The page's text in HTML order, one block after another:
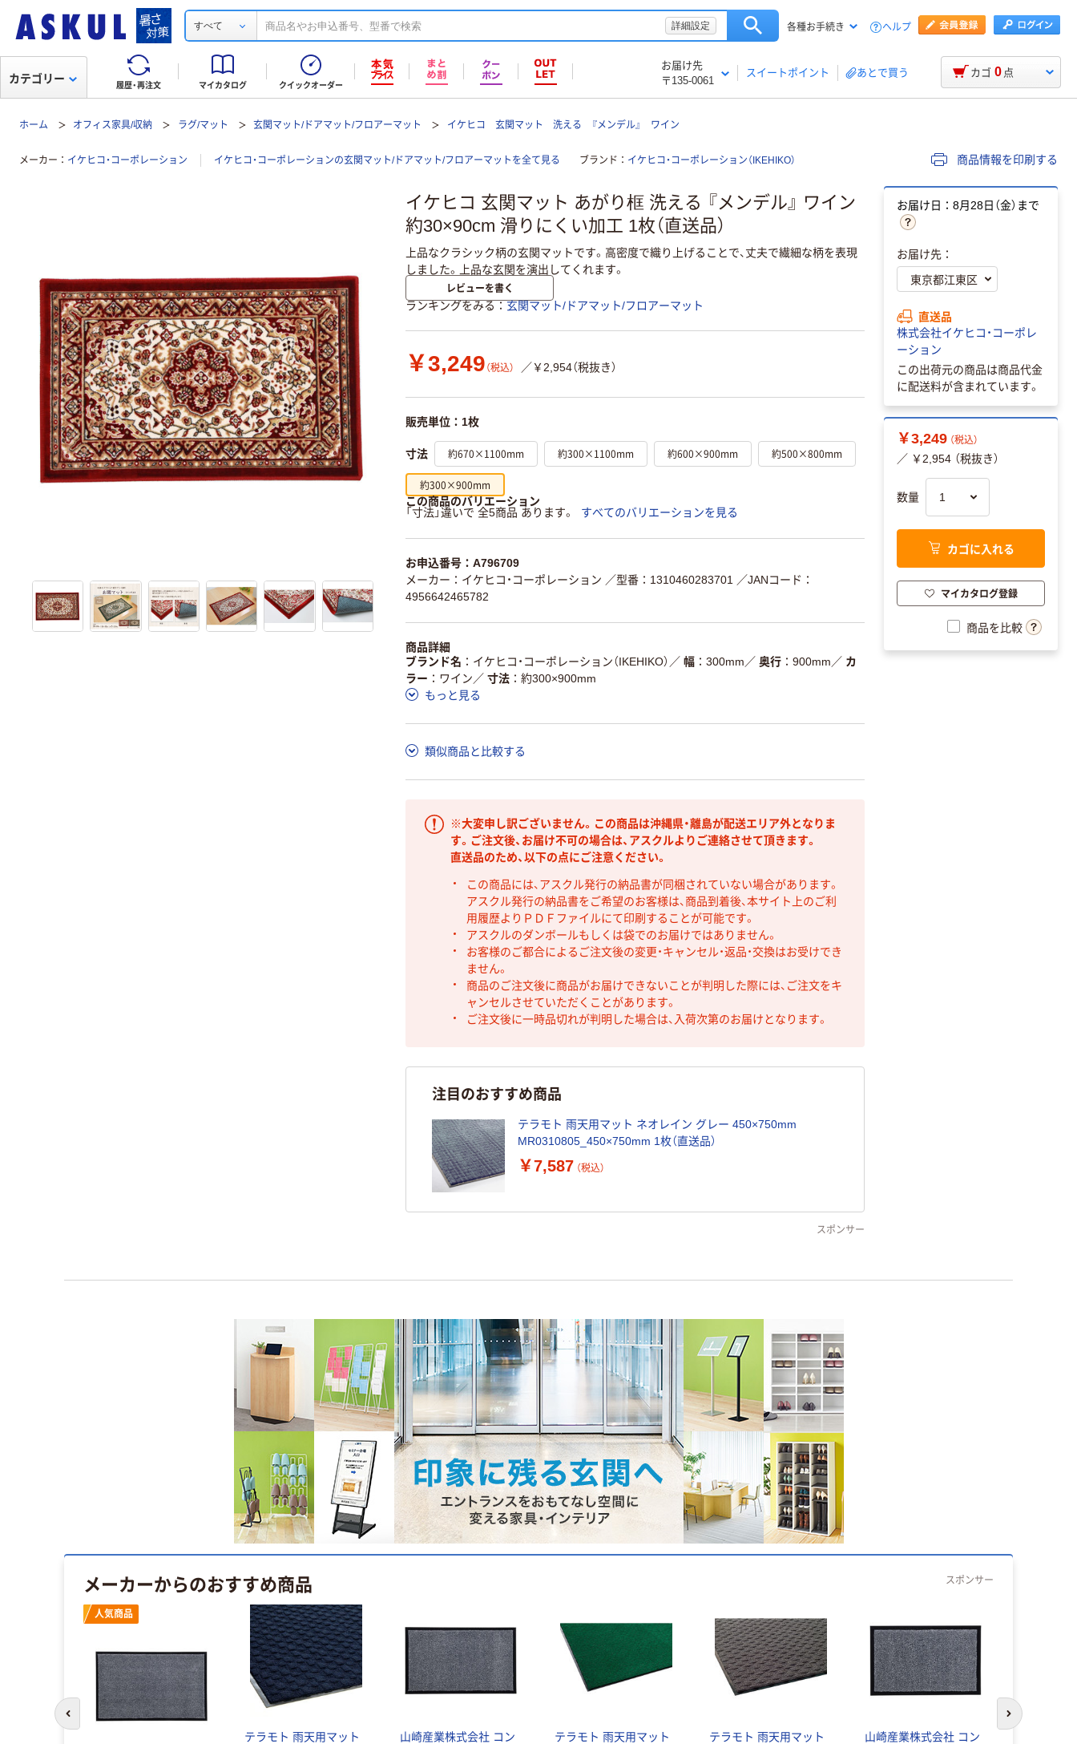
すべて 詳細設定 各種お手続き ヘルプ
履歴・再注文 マイカタログ クイックオーダー
お届け先
〒135-0061
スイートポイント あとで買う
カテゴリー カゴ 0 点
ホーム オフィス家具/収納 ラグ/マット 玄関マット/ドアマット/フロアーマット イケヒコ 玄関マット 洗える 『メンデル』 ワイン
メーカー イケヒコ・コーポレーション イケヒコ・コーポレーションの玄関マット/ドアマット/フロアーマットを全て見る ブランド イケヒコ・コーポレーション（IKEHIKO） 商品情報を印刷する
イケヒコ 玄関マット あがり框 洗える 『メンデル』 ワイン
約30×90cm 滑りにくい加工 1枚（直送品）
上品なクラシック柄の玄関マットです。高密度で織り上げることで、丈夫で繊細な柄を表現
しました。上品な玄関を演出してくれます。
レビューを書く
ランキングをみる 玄関マット/ドアマット/フロアーマット
￥3,249 （税込） ／￥2,954（税抜き）
販売単位：1枚
寸法 約670×1100mm 約300×1100mm 約600×900mm 約500×800mm
約300×900mm
この商品のバリエーション
「寸法」違いで 全5商品 あります。
すべてのバリエーションを見る
お申込番号：A796709
メーカー：イケヒコ・コーポレーション ／型番：1310460283701
／JANコード：
4956642465782
商品詳細
ブランド名
イケヒコ・コーポレーション（IKEHIKO） ／ 幅 300mm ／ 奥行 900mm ／ カ
ラー
ワイン ／ 寸法
約300×900mm
もっと見る
類似商品と比較する
※大変申し訳ございません。この商品は沖縄県・離島が配送エリア外となりま
す。ご注文後、お届け不可の場合は、アスクルよりご連絡させて頂きます。
直送品のため、以下の点にご注意ください。
この商品には、アスクル発行の納品書が同梱されていない場合があります。
アスクル発行の納品書をご希望のお客様は、商品到着後、本サイト上のご利
用履歴よりＰＤＦファイルにて印刷することが可能です。
アスクルのダンボールもしくは袋でのお届けではありません。
お客様のご都合によるご注文後の変更・キャンセル・返品・交換はお受けでき
ません。
商品のご注文後に商品がお届けできないことが判明した際には、ご注文をキ
ャンセルさせていただくことがあります。
ご注文後に一時品切れが判明した場合は、入荷次第のお届けとなります。
注目のおすすめ商品
テラモト 雨天用マット ネオレイン グレー 450×750mm
MR0310805_450×750mm 1枚（直送品）
￥7,587 （税込）
スポンサー
お届け日：8月28日（金）まで
お届け先：
直送品
株式会社イケヒコ・コーポレ
ーション
この出荷元の商品は商品代金
に配送料が含まれています。
￥3,249 （税込）
／ ￥2,954 （税抜き）
数量
カゴに入れる
マイカタログ登録
商品を比較
メーカーからのおすすめ商品 スポンサー
人気商品
テラモト 雨天用マット
山崎産業株式会社 コン
テラモト 雨天用マット
テラモト 雨天用マット
山崎産業株式会社 コン
前のスライドへ 次のスライド